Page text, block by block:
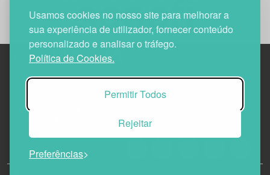
Usamos cookies no nosso site para melhorar a
sua experiência de utilizador, fornecer conteúdo
personalizado e analisar o tráfego.
Política de Cookies.
Permitir Todos
Rejeitar
Preferências
Edif. Lisboa Oriente | Av. Infante D. Henrique, n.º 333H, esc.
1800-282 Lisboa | Portugal